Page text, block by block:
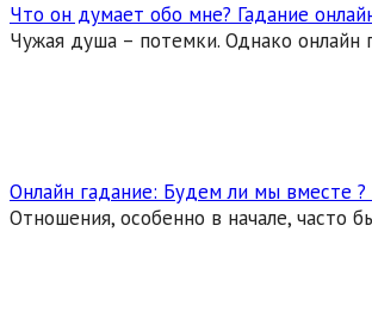
Что он думает обо мне? Гадание
Чужая душа – потемки. Однако онлайн
Онлайн гадание: Будем ли мы вместе
Отношения, особенно в начале, часто